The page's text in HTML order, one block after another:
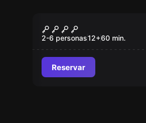
Nuevo
La Celda De Lupin
2-6 personas12+60 min.
Reservar